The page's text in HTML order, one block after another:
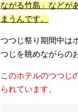
ながる竹島」などが
まうんです。
つつじ祭り期間中は
つじを眺めながらの
このホテルのつつじ
られています。